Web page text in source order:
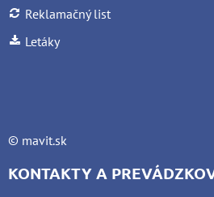
Reklamačný list
Letáky
© mavit.sk
KONTAKTY A